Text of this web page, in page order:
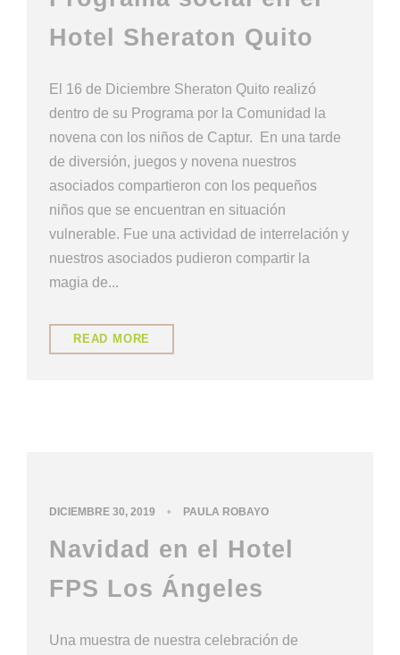
Hotel Sheraton Quito
El 16 de Diciembre Sheraton Quito realizó
dentro de su Programa por la Comunidad la
novena con los niños de Captur. En una tarde
de diversión, juegos y novena nuestros
asociados compartieron con los pequeños
niños que se encuentran en situación
vulnerable. Fue una actividad de interrelación y
nuestros asociados pudieron compartir la
magia de...
READ MORE
DICIEMBRE 30, 2019 • PAULA ROBAYO
Navidad en el Hotel
FPS Los Ángeles
Una muestra de nuestra celebración de